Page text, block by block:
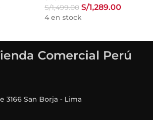
S/1,499.00 S/1,289.00
4 en stock
Comercial Perú
3166 San Borja - Lima